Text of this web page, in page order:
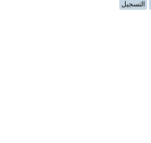
التسجيل